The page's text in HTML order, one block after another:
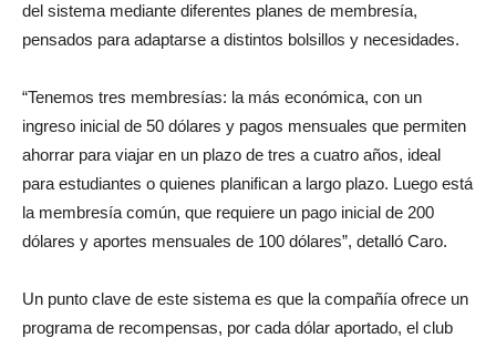
del sistema mediante diferentes planes de membresía,
pensados para adaptarse a distintos bolsillos y necesidades.
“Tenemos tres membresías: la más económica, con un
ingreso inicial de 50 dólares y pagos mensuales que permiten
ahorrar para viajar en un plazo de tres a cuatro años, ideal
para estudiantes o quienes planifican a largo plazo. Luego está
la membresía común, que requiere un pago inicial de 200
dólares y aportes mensuales de 100 dólares”, detalló Caro.
Un punto clave de este sistema es que la compañía ofrece un
programa de recompensas, por cada dólar aportado, el club